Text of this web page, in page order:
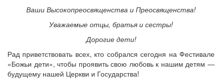
Веб-камеры
12 сентября 2015Название трансляции
12 сентября 2015 Название трансляции
12 сентября 2015Название трансляции
Ваши Высокопреосвященства и Преосвященства!
Уважаемые отцы, братья и сестры!
Дорогие дети!
Рад приветствовать всех, кто собрался сегодня на Фестивале
«Божьи дети», чтобы проявить свою любовь к нашим детям —
будущему нашей Церкви и Государства!